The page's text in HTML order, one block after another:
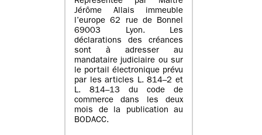
Jérôme Allais immeuble
l’europe 62 rue de Bonnel
69003 Lyon. Les
déclarations des créances
sont à adresser au
mandataire judiciaire ou sur
le portail électronique prévu
par les articles L. 814–2 et
L. 814–13 du code de
commerce dans les deux
mois de la publication au
BODACC.